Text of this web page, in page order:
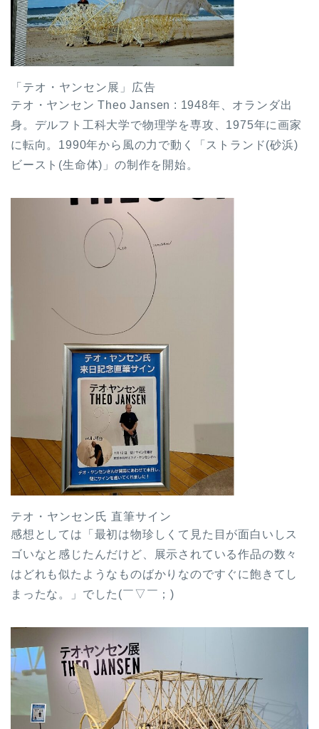
「テオ・ヤンセン展」広告
テオ・ヤンセン Theo Jansen : 1948年、オランダ出
身。デルフト工科大学で物理学を専攻、1975年に画家
に転向。1990年から風の力で動く「ストランド(砂浜)
ビースト(生命体)」の制作を開始。
テオ・ヤンセン氏 直筆サイン
感想としては「最初は物珍しくて見た目が面白いしス
ゴいなと感じたんだけど、展示されている作品の数々
はどれも似たようなものばかりなのですぐに飽きてし
まったな。」でした(￣▽￣；)